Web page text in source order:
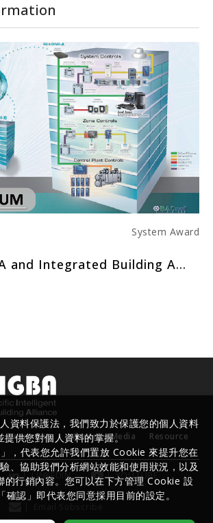
System Award
Power SCADA and Integrated Building Automation System
Newsroom Winner Media Resource
LINKEDIN YOUTUBE
資料保護法，我們致力於保護您的個人資料
提供您對個人資料的掌握。
，代表您允許我們置放 Cookie 來提升您在
、協助我們分析網站效能和使用狀況，以及
的行銷內容。您可以在下方管理 Cookie 設
確認」即代表您同意採用目前的設定。